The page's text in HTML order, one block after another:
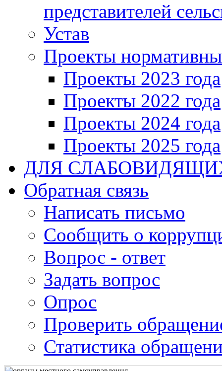
представителей
Устав
Проекты
Проекты 2023 года
Проекты 2022 года
Проекты 2024 года
Проекты 2025 года
ДЛЯ
Обратная связь
Написать письмо
Сообщить о
Вопрос - ответ
Задать вопрос
Опрос
Проверить
Статистика